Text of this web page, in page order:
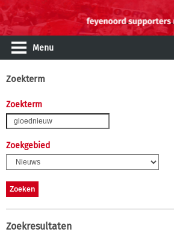
Menu
Zoekterm
Zoekterm
Zoekgebied
Zoekresultaten